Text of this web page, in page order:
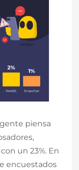
piensa
un 23%. En
encuestados